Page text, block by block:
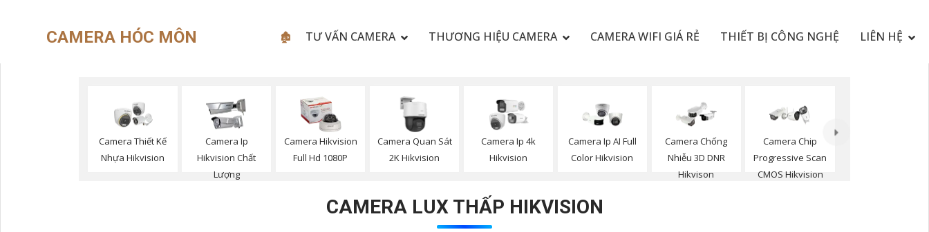
CAMERA HÓC MÔN 🏚 TƯ VẤN CAMERA THƯƠNG HIỆU CAMERA CAMERA WIFI GIÁ RẺ THIẾT BỊ CÔNG NGHỆ LIÊN HỆ
Camera Thiết Kế
Nhựa Hikvision
Camera Ip
Hikvision Chất
Lượng
Camera Hikvision
Full Hd 1080P
Camera Quan Sát
2K Hikvision
Camera Ip 4k
Hikvision
Camera Ip AI Full
Color Hikvision
Camera Chống
Nhiễu 3D DNR
Hikvison
Camera Chip
Progressive Scan
CMOS Hikvision
CAMERA LUX THẤP HIKVISION